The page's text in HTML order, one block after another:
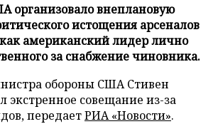
организовало внеплановую
истощения арсеналов
американский лидер лично
за снабжение чиновника.
обороны США Стивен
экстренное совещание из-за
передаетРИА «Новости».